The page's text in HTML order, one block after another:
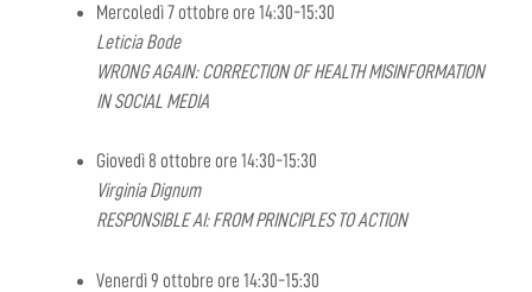
Mercoledì 7 ottobre ore 14:30-15:30
Leticia Bode
WRONG AGAIN: CORRECTION OF HEALTH MISINFORMATION
IN SOCIAL MEDIA
Giovedì 8 ottobre ore 14:30-15:30
Virginia Dignum
RESPONSIBLE AI: FROM PRINCIPLES TO ACTION
Venerdì 9 ottobre ore 14:30-15:30